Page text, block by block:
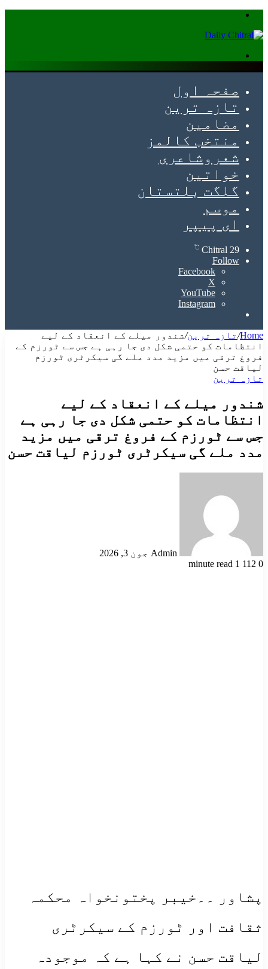
صفحہ اول
تازہ ترین
مضامین
منتخب کالمز
شعروشاعری
خواتین
گلگت بلتستان
موسم
ای پیپر
Chitral 29
℃
Follow
Facebook
X
YouTube
Instagram
Home
/تازہ ترین/شندور میلے کے انعقاد کے لیے
انتظامات کو حتمی شکل دی جا رہی ہے جس سے ٹورزم کے
فروغ ترقی میں مزید مدد ملے گی سیکرٹری ٹورزم
لیاقت حسن
تازہ ترین
شندور میلے کے انعقاد کے لیے
انتظامات کو حتمی شکل دی جا رہی ہے
جس سے ٹورزم کے فروغ ترقی میں مزید
مدد ملے گی سیکرٹری ٹورزم لیاقت حسن
Admin جون 3, 2026
0
1 minute read
پشاور ۔۔خیبر پختونخواہ محکمہ
ثقافت اور ٹورزم کے سیکرٹری
لیاقت حسن نے کہا ہے کہ موجودہ